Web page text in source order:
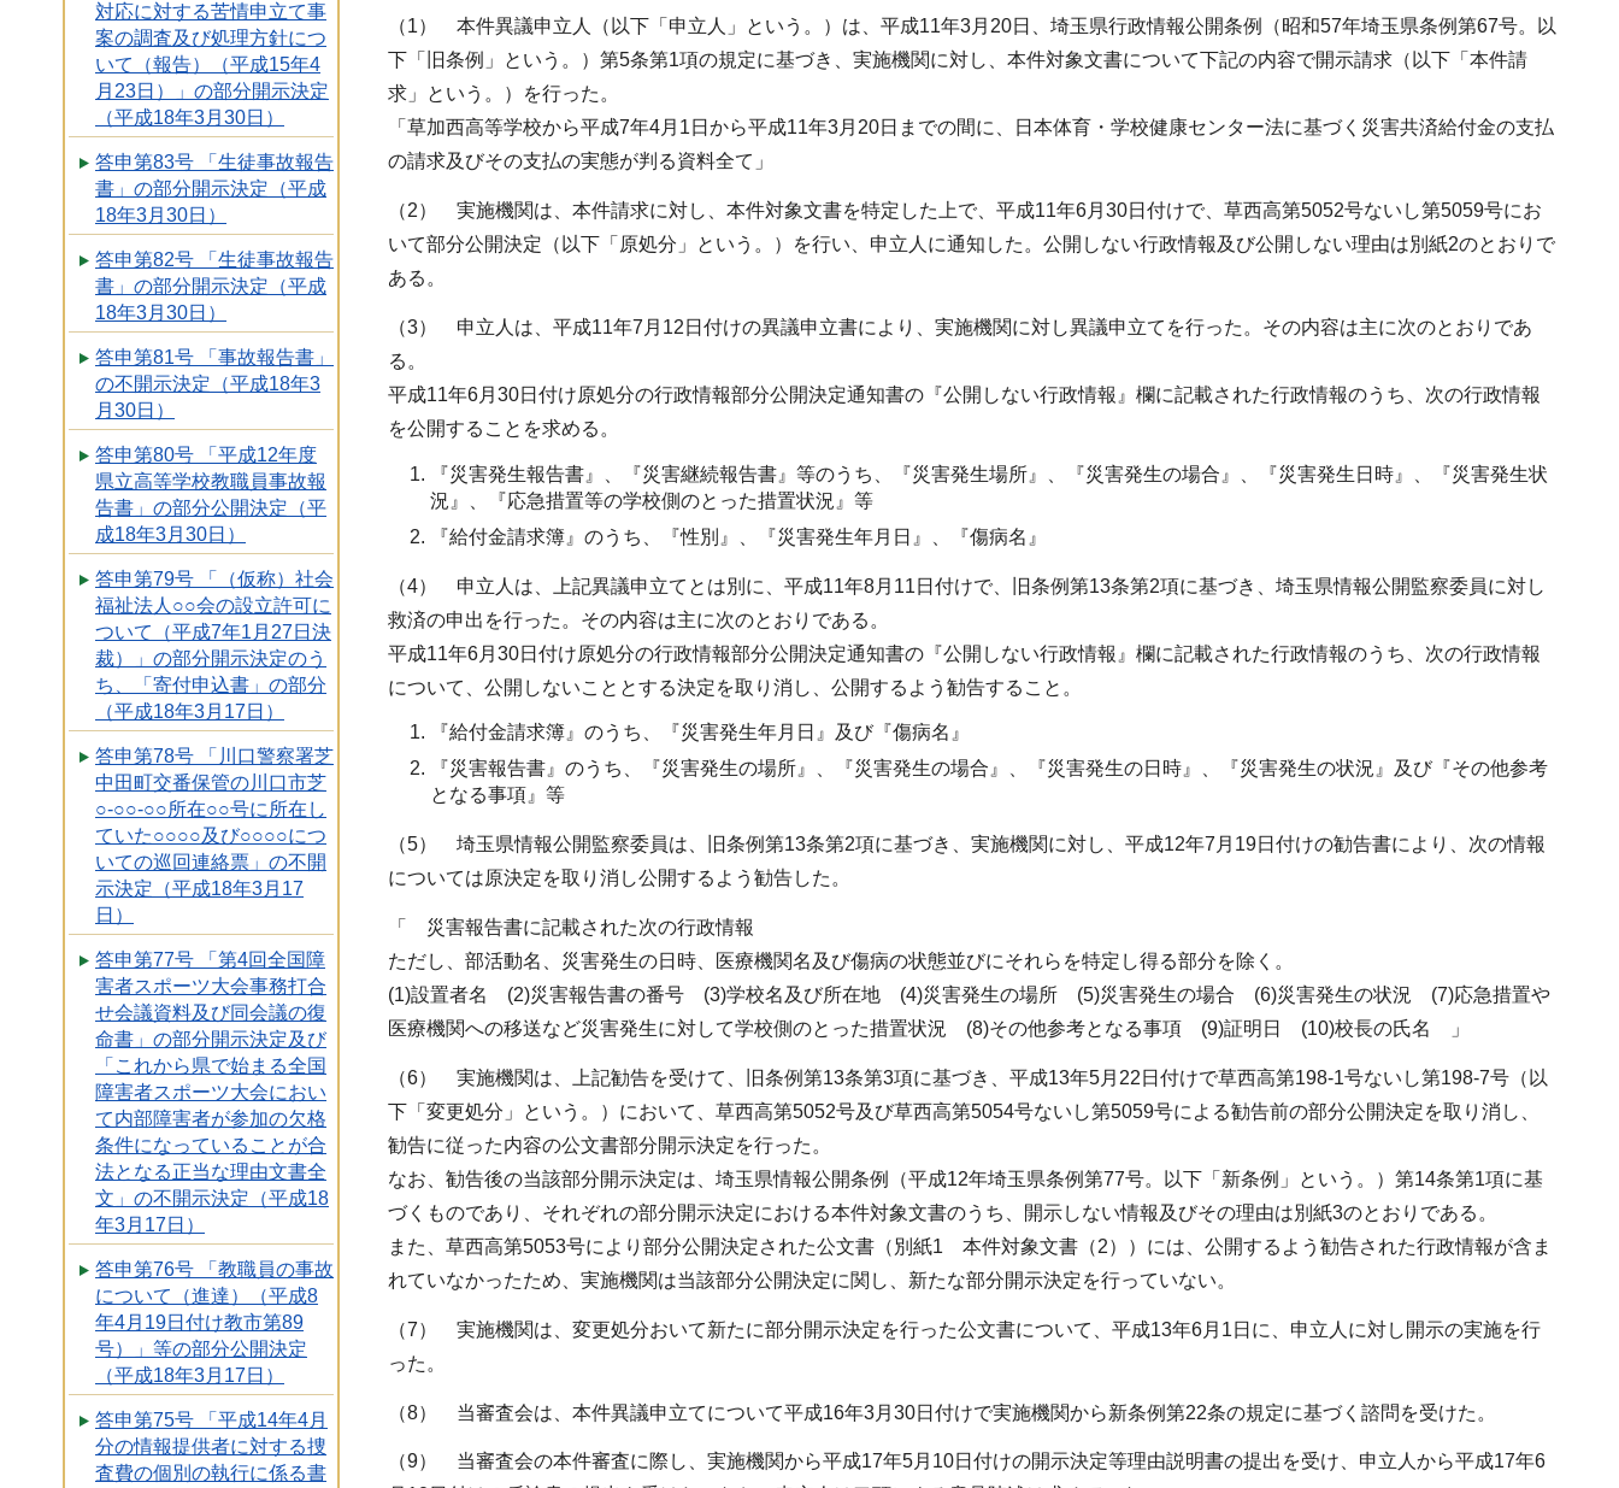
対応に対する苦情申立て事
案の調査及び処理方針につ
いて（報告）（平成15年4
月23日）」の部分開示決定
（平成18年3月30日）
答申第83号 「生徒事故報告
書」の部分開示決定（平成
18年3月30日）
答申第82号 「生徒事故報告
書」の部分開示決定（平成
18年3月30日）
答申第81号 「事故報告書」
の不開示決定（平成18年3
月30日）
答申第80号 「平成12年度
県立高等学校教職員事故報
告書」の部分公開決定（平
成18年3月30日）
答申第79号 「（仮称）社会
福祉法人○○会の設立許可に
ついて（平成7年1月27日決
裁）」の部分開示決定のう
ち、「寄付申込書」の部分
（平成18年3月17日）
答申第78号 「川口警察署芝
中田町交番保管の川口市芝
○-○○-○○所在○○号に所在し
ていた○○○○及び○○○○につ
いての巡回連絡票」の不開
示決定（平成18年3月17
日）
答申第77号 「第4回全国障
害者スポーツ大会事務打合
せ会議資料及び同会議の復
命書」の部分開示決定及び
「これから県で始まる全国
障害者スポーツ大会におい
て内部障害者が参加の欠格
条件になっていることが合
法となる正当な理由文書全
文」の不開示決定（平成18
年3月17日）
答申第76号 「教職員の事故
について（進達）（平成8
年4月19日付け教市第89
号）」等の部分公開決定
（平成18年3月17日）
答申第75号 「平成14年4月
分の情報提供者に対する捜
査費の個別の執行に係る書
（1） 本件異議申立人（以下「申立人」という。）は、平成11年3月20日、埼玉県行政情報公開条例（昭和57年埼玉県条例第67号。以
下「旧条例」という。）第5条第1項の規定に基づき、実施機関に対し、本件対象文書について下記の内容で開示請求（以下「本件請
求」という。）を行った。
「草加西高等学校から平成7年4月1日から平成11年3月20日までの間に、日本体育・学校健康センター法に基づく災害共済給付金の支払
の請求及びその支払の実態が判る資料全て」
（2） 実施機関は、本件請求に対し、本件対象文書を特定した上で、平成11年6月30日付けで、草西高第5052号ないし第5059号にお
いて部分公開決定（以下「原処分」という。）を行い、申立人に通知した。公開しない行政情報及び公開しない理由は別紙2のとおりで
ある。
（3） 申立人は、平成11年7月12日付けの異議申立書により、実施機関に対し異議申立てを行った。その内容は主に次のとおりであ
る。
平成11年6月30日付け原処分の行政情報部分公開決定通知書の『公開しない行政情報』欄に記載された行政情報のうち、次の行政情報
を公開することを求める。
『災害発生報告書』、『災害継続報告書』等のうち、『災害発生場所』、『災害発生の場合』、『災害発生日時』、『災害発生状
況』、『応急措置等の学校側のとった措置状況』等
『給付金請求簿』のうち、『性別』、『災害発生年月日』、『傷病名』
（4） 申立人は、上記異議申立てとは別に、平成11年8月11日付けで、旧条例第13条第2項に基づき、埼玉県情報公開監察委員に対し
救済の申出を行った。その内容は主に次のとおりである。
平成11年6月30日付け原処分の行政情報部分公開決定通知書の『公開しない行政情報』欄に記載された行政情報のうち、次の行政情報
について、公開しないこととする決定を取り消し、公開するよう勧告すること。
『給付金請求簿』のうち、『災害発生年月日』及び『傷病名』
『災害報告書』のうち、『災害発生の場所』、『災害発生の場合』、『災害発生の日時』、『災害発生の状況』及び『その他参考
となる事項』等
（5） 埼玉県情報公開監察委員は、旧条例第13条第2項に基づき、実施機関に対し、平成12年7月19日付けの勧告書により、次の情報
については原決定を取り消し公開するよう勧告した。
「 災害報告書に記載された次の行政情報
ただし、部活動名、災害発生の日時、医療機関名及び傷病の状態並びにそれらを特定し得る部分を除く。
(1)設置者名 (2)災害報告書の番号 (3)学校名及び所在地 (4)災害発生の場所 (5)災害発生の場合 (6)災害発生の状況 (7)応急措置や
医療機関への移送など災害発生に対して学校側のとった措置状況 (8)その他参考となる事項 (9)証明日 (10)校長の氏名 」
（6） 実施機関は、上記勧告を受けて、旧条例第13条第3項に基づき、平成13年5月22日付けで草西高第198-1号ないし第198-7号（以
下「変更処分」という。）において、草西高第5052号及び草西高第5054号ないし第5059号による勧告前の部分公開決定を取り消し、
勧告に従った内容の公文書部分開示決定を行った。
なお、勧告後の当該部分開示決定は、埼玉県情報公開条例（平成12年埼玉県条例第77号。以下「新条例」という。）第14条第1項に基
づくものであり、それぞれの部分開示決定における本件対象文書のうち、開示しない情報及びその理由は別紙3のとおりである。
また、草西高第5053号により部分公開決定された公文書（別紙1 本件対象文書（2））には、公開するよう勧告された行政情報が含ま
れていなかったため、実施機関は当該部分公開決定に関し、新たな部分開示決定を行っていない。
（7） 実施機関は、変更処分おいて新たに部分開示決定を行った公文書について、平成13年6月1日に、申立人に対し開示の実施を行
った。
（8） 当審査会は、本件異議申立てについて平成16年3月30日付けで実施機関から新条例第22条の規定に基づく諮問を受けた。
（9） 当審査会の本件審査に際し、実施機関から平成17年5月10日付けの開示決定等理由説明書の提出を受け、申立人から平成17年6